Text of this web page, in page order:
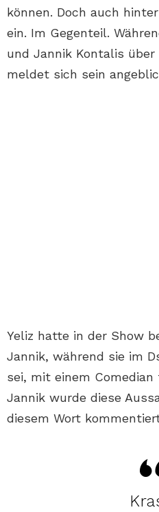
können. Doch auch
ein. Im Gegenteil.
und Jannik Kontalis über
meldet sich sein
Yeliz hatte in der Show
Jannik, während sie im
sei, mit einem Comedian
Jannik wurde diese
diesem Wort